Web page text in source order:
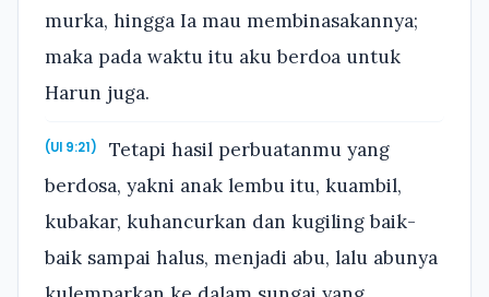
murka, hingga Ia mau membinasakannya;
maka pada waktu itu aku berdoa untuk
Harun juga.
(Ul 9:21)
Tetapi hasil perbuatanmu yang
berdosa, yakni anak lembu itu, kuambil,
kubakar, kuhancurkan dan kugiling baik-
baik sampai halus, menjadi abu, lalu abunya